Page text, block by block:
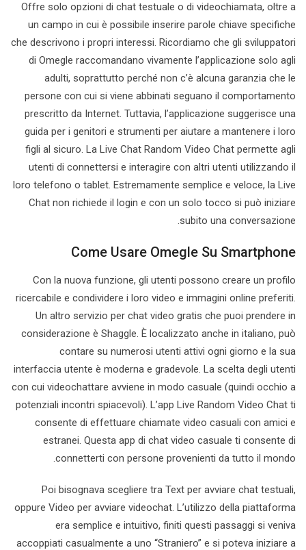
Offre solo opzioni di chat testuale o di videochiamata, oltre a
un campo in cui è possibile inserire parole chiave specifiche
che descrivono i propri interessi. Ricordiamo che gli sviluppatori
di Omegle raccomandano vivamente l’applicazione solo agli
adulti, soprattutto perché non c’è alcuna garanzia che le
persone con cui si viene abbinati seguano il comportamento
prescritto da Internet. Tuttavia, l’applicazione suggerisce una
guida per i genitori e strumenti per aiutare a mantenere i loro
figli al sicuro. La Live Chat Random Video Chat permette agli
utenti di connettersi e interagire con altri utenti utilizzando il
loro telefono o tablet. Estremamente semplice e veloce, la Live
Chat non richiede il login e con un solo tocco si può iniziare
subito una conversazione.
Come Usare Omegle Su Smartphone
Con la nuova funzione, gli utenti possono creare un profilo
ricercabile e condividere i loro video e immagini online preferiti.
Un altro servizio per chat video gratis che puoi prendere in
considerazione è Shaggle. È localizzato anche in italiano, può
contare su numerosi utenti attivi ogni giorno e la sua
interfaccia utente è moderna e gradevole. La scelta degli utenti
con cui videochattare avviene in modo casuale (quindi occhio a
potenziali incontri spiacevoli). L’app Live Random Video Chat ti
consente di effettuare chiamate video casuali con amici e
estranei. Questa app di chat video casuale ti consente di
connetterti con persone provenienti da tutto il mondo.
Poi bisognava scegliere tra Text per avviare chat testuali,
oppure Video per avviare videochat. L’utilizzo della piattaforma
era semplice e intuitivo, finiti questi passaggi si veniva
accoppiati casualmente a uno “Straniero” e si poteva iniziare a